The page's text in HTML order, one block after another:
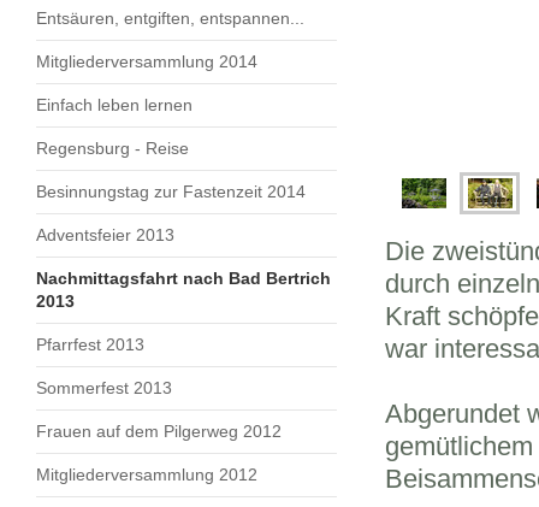
Entsäuren, entgiften, entspannen...
Mitgliederversammlung 2014
Einfach leben lernen
Regensburg - Reise
Besinnungstag zur Fastenzeit 2014
Adventsfeier 2013
Nachmittagsfahrt nach Bad Bertrich
2013
Pfarrfest 2013
Sommerfest 2013
Frauen auf dem Pilgerweg 2012
Mitgliederversammlung 2012
Die
durch
Kraft
war
Abgerundet
gemütlichem